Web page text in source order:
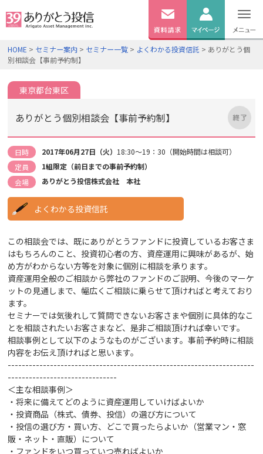
無料資料 ログイン
HOME > セミナー案内 > セミナー一覧 > よくわかる投資信託 > ありがとう個
別相談会【事前予約制】
東京都台東区
ありがとう個別相談会【事前予約制】
日時 2017年06月27日（火） 18:30～19：30（開始時間は相談可）
定員
1組限定（前日までの事前予約制）
会場
ありがとう投信株式会社 本社
よくわかる投資信託
この相談会では、既にありがとうファンドに投資しているお客さま
はもちろんのこと、投資初心者の方、資産運用に興味があるが、始
め方がわからない方等を対象に個別に相談を承ります。
資産運用全般のご相談から弊社のファンドのご説明、今後のマーケ
ットの見通しまで、幅広くご相談に乗らせて頂ければと考えており
ます。
セミナーでは気後れして質問できないお客さまや個別に具体的なこ
とを相談されたいお客さまなど、是非ご相談頂ければ幸いです。
相談事例として以下のようなものがございます。事前予約時に相談
内容をお伝え頂ければと思います。
----------------------------------------------------------------------
-------------------------------
＜主な相談事例＞
・将来に備えてどのように資産運用していけばよいか
・投資商品（株式、債券、投信）の選び方について
・投信の選び方・買い方、どこで買ったらよいか（営業マン・窓
販・ネット・直販）について
・ファンドをいつ買っていつ売ればよいか